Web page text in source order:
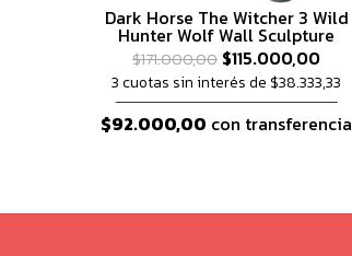
Dark Horse The Witcher 3 Wild
Hunter Wolf Wall Sculpture
$171.000,00 $115.000,00
3 cuotas sin interés de $38.333,33
$92.000,00 con transferencia